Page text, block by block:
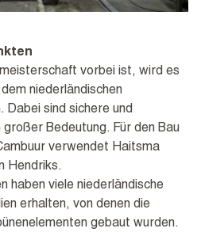
vorbei ist, wird es
niederländischen
Dabei sind sichere und
Bedeutung. Für den Bau
verwendet Haitsma
Hendriks.
haben viele niederländische
erhalten, von denen die
gebaut wurden.